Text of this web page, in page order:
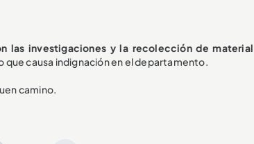
las investigaciones y la recolección de material
que causa indignación en el departamento.
camino.